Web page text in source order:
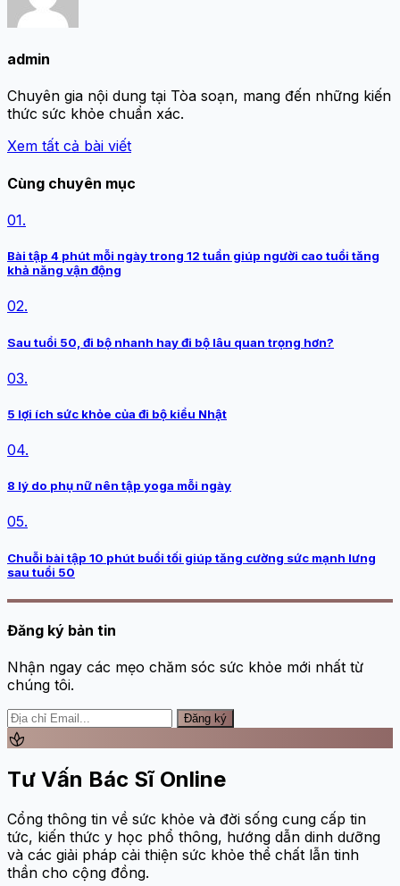
admin
Chuyên gia nội dung tại Tòa soạn, mang đến những kiến
thức sức khỏe chuẩn xác.
Xem tất cả bài viết
Cùng chuyên mục
01.
Bài tập 4 phút mỗi ngày trong 12 tuần giúp người cao tuổi tăng
khả năng vận động
02.
Sau tuổi 50, đi bộ nhanh hay đi bộ lâu quan trọng hơn?
03.
5 lợi ích sức khỏe của đi bộ kiểu Nhật
04.
8 lý do phụ nữ nên tập yoga mỗi ngày
05.
Chuỗi bài tập 10 phút buổi tối giúp tăng cường sức mạnh lưng
sau tuổi 50
Đăng ký bản tin
Nhận ngay các mẹo chăm sóc sức khỏe mới nhất từ
chúng tôi.
Đăng ký
spa
Tư Vấn Bác Sĩ Online
Cổng thông tin về sức khỏe và đời sống cung cấp tin
tức, kiến thức y học phổ thông, hướng dẫn dinh dưỡng
và các giải pháp cải thiện sức khỏe thể chất lẫn tinh
thần cho cộng đồng.